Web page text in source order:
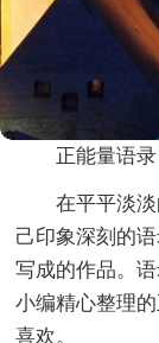
正能量语录
在平平淡
己印象深刻的
写成的作品。
小编精心整理
喜欢。